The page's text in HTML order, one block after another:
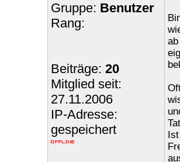
Gruppe: Benutzer
Rang:
Beiträge: 20
Mitglied seit:
27.11.2006
IP-Adresse:
gespeichert